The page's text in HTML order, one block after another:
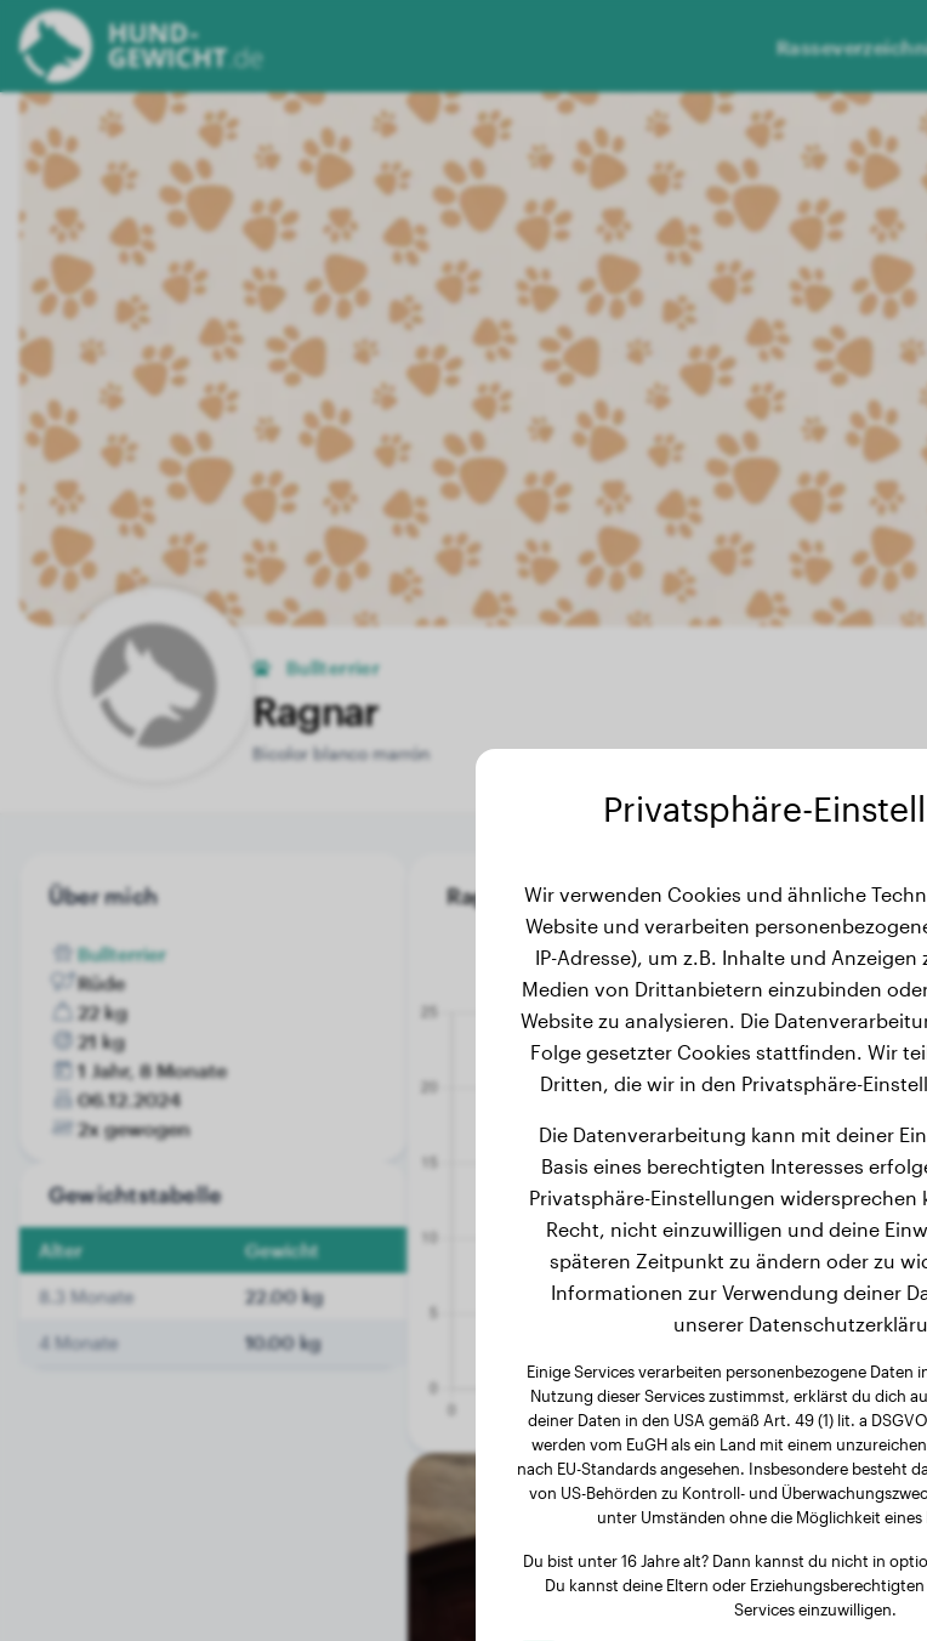
Bullterrier
Ragnar
Bicolor blanco marrón
Über mich
Bullterrier
Rüde
22 kg
21 kg
1 Jahr, 8 Monate
06.12.2024
2x gewogen
Gewichtstabelle
Alter Gewicht
8.3 Monate 22.00 kg
4 Monate 10.00 kg
Ragnar's Gewichtsverlauf
Privatsphäre-
Wir verwenden Cookies und ähnliche
Website und verarbeiten
IP-Adresse), um z.B. Inhalte und Anzeigen
Medien von Drittanbietern einzubinden
Website zu analysieren. Die
Folge gesetzter Cookies stattfinden. Wir
Dritten, die wir in den Privatsphäre-
Die Datenverarbeitung kann mit deiner
Basis eines berechtigten Interesses
Privatsphäre-Einstellungen widersprechen
Recht, nicht einzuwilligen und deine
späteren Zeitpunkt zu ändern oder zu
Informationen zur Verwendung deiner
unserer
Einige Services verarbeiten personenbezogene Daten
Nutzung dieser Services zustimmst, erklärst du dich
deiner Daten in den USA gemäß Art. 49 (1) lit. a
werden vom EuGH als ein Land mit einem
nach EU-Standards angesehen. Insbesondere besteht
von US-Behörden zu Kontroll- und
unter Umständen ohne die Möglichkeit eines
Du bist unter 16 Jahre alt? Dann kannst du nicht in
Du kannst deine Eltern oder
Services einzuwilligen.